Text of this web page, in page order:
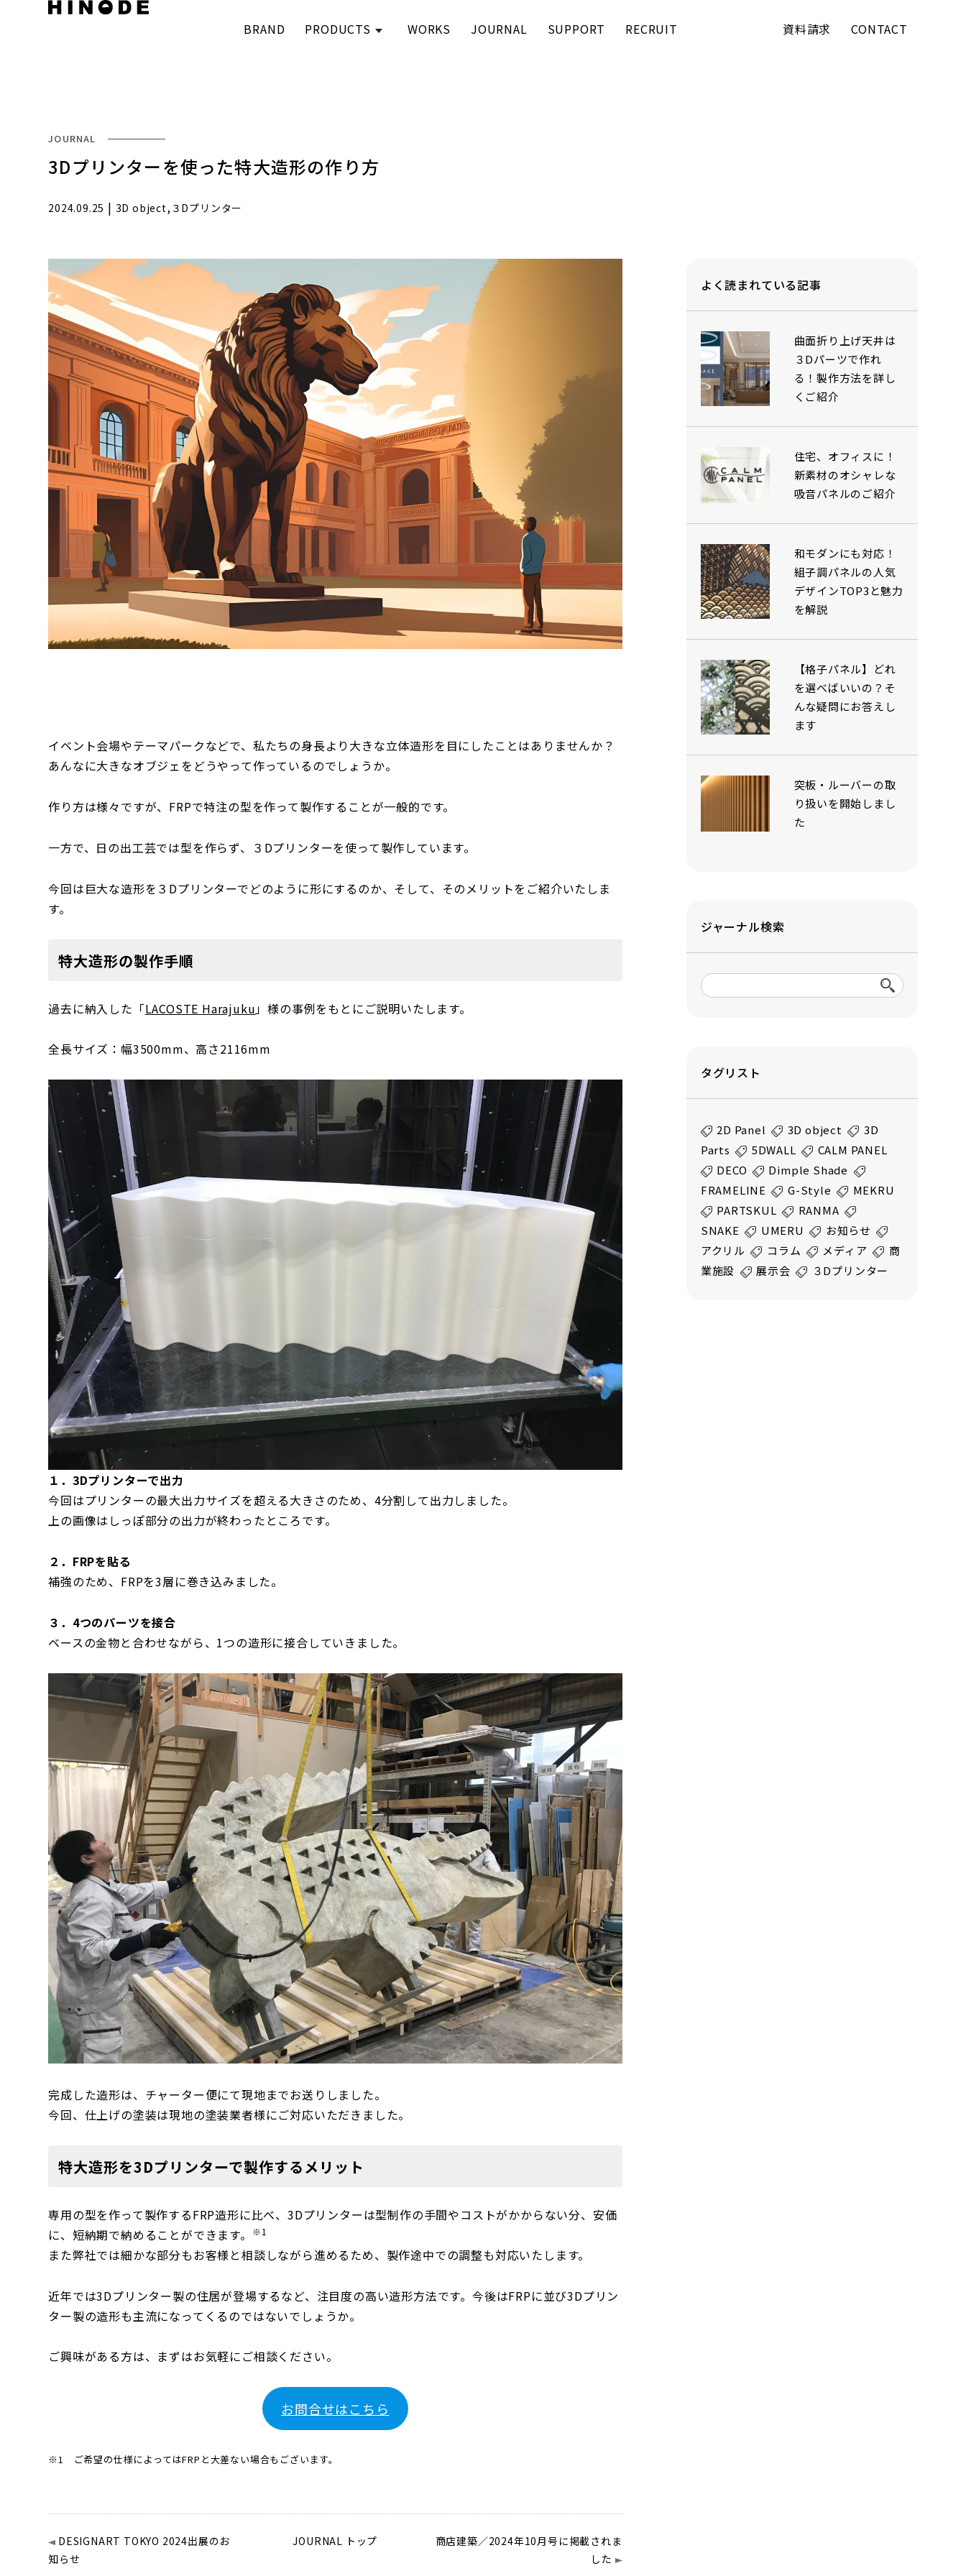
BRAND PRODUCTS WORKS JOURNAL SUPPORT RECRUIT 資料請求 CONTACT
JOURNAL
3Dプリンターを使った特大造形の作り方
2024.09.25 | 3D object, ３Dプリンター
イベント会場やテーマパークなどで、私たちの身長より大きな立体造形を目にしたことはありませんか？
あんなに大きなオブジェをどうやって作っているのでしょうか。
作り方は様々ですが、FRPで特注の型を作って製作することが一般的です。
一方で、日の出工芸では型を作らず、３Dプリンターを使って製作しています。
今回は巨大な造形を３Dプリンターでどのように形にするのか、そして、そのメリットをご紹介いたしま
す。
特大造形の製作手順
過去に納入した「LACOSTE Harajuku 」様の事例をもとにご説明いたします。
全長サイズ：幅3500mm、高さ2116mm
１．3Dプリンターで出力
今回はプリンターの最大出力サイズを超える大きさのため、4分割して出力しました。
上の画像はしっぽ部分の出力が終わったところです。
２．FRPを貼る
補強のため、FRPを3層に巻き込みました。
３．4つのパーツを接合
ベースの金物と合わせながら、1つの造形に接合していきました。
完成した造形は、チャーター便にて現地までお送りしました。
今回、仕上げの塗装は現地の塗装業者様にご対応いただきました。
特大造形を3Dプリンターで製作するメリット
専用の型を作って製作するFRP造形に比べ、3Dプリンターは型制作の手間やコストがかからない分、安価
に、短納期で納めることができます。
※1
また弊社では細かな部分もお客様と相談しながら進めるため、製作途中での調整も対応いたします。
近年では3Dプリンター製の住居が登場するなど、注目度の高い造形方法です。今後はFRPに並び3Dプリン
ター製の造形も主流になってくるのではないでしょうか。
ご興味がある方は、まずはお気軽にご相談ください。
お問合せはこちら
※1 ご希望の仕様によってはFRPと大差ない場合もございます。
DESIGNART TOKYO 2024出展のお
知らせ
JOURNAL トップ
商店建築／2024年10月号に掲載されま
した
よく読まれている記事
曲面折り上げ天井は
３Dパーツで作れ
る！製作方法を詳し
くご紹介
住宅、オフィスに！
新素材のオシャレな
吸音パネルのご紹介
和モダンにも対応！
組子調パネルの人気
デザインTOP3と魅力
を解説
【格子パネル】どれ
を選べばいいの？そ
んな疑問にお答えし
ます
突板・ルーバーの取
り扱いを開始しまし
た
ジャーナル検索
タグリスト
2D Panel 3D object
3D
Parts
5DWALL
CALM PANEL
DECO
Dimple Shade
FRAMELINE
G-Style
MEKRU
PARTSKUL
RANMA
SNAKE
UMERU
お知らせ
アクリル
コラム メディア
商
業施設
展示会 ３Dプリンター